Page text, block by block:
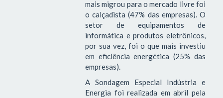
mais migrou para o mercado livre foi
o calçadista (47% das empresas). O
setor de equipamentos de
informática e produtos eletrônicos,
por sua vez, foi o que mais investiu
em eficiência energética (25% das
empresas).
A Sondagem Especial Indústria e
Energia foi realizada em abril pela